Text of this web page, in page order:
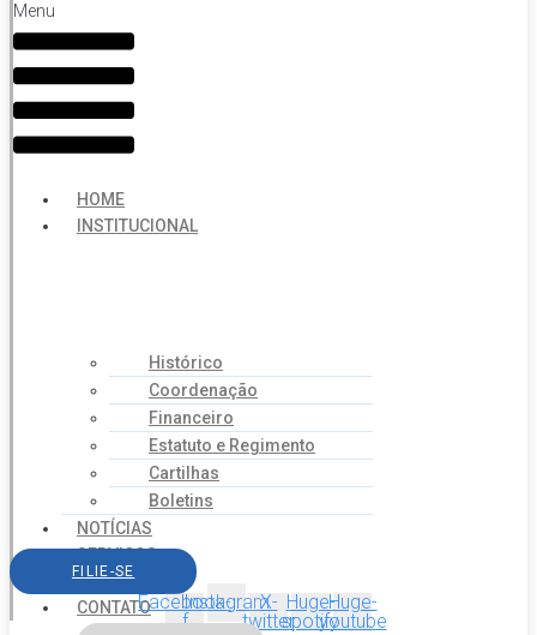
Menu
HOME
INSTITUCIONAL
Histórico
Coordenação
Financeiro
Estatuto e Regimento
Cartilhas
Boletins
NOTÍCIAS
SERVIÇOS
AGENDA
CONTATO
FILIE-SE
Facebook-
f
InstagramX-
twitter
Huge-
spotify
Huge-
youtube